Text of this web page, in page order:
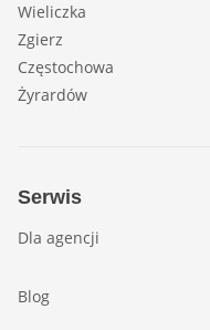
Wieliczka
Zgierz
Częstochowa
Żyrardów
Serwis
Dla agencji
Blog